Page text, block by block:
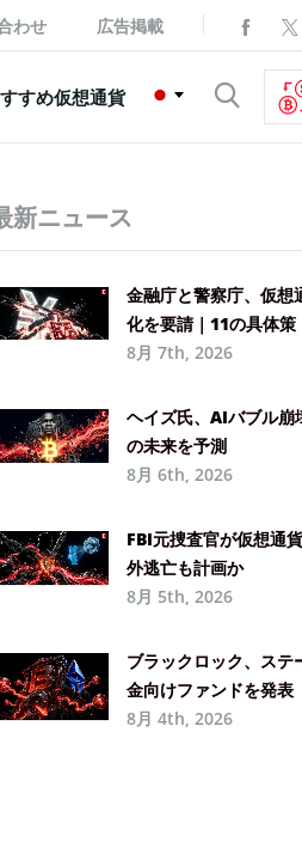
わせ 広告掲載
すめ仮想通貨
新ニュース
金融庁と警察庁、仮想
化を要請｜11の具体策
8月 7th, 2026
ヘイズ氏、AIバブル崩
の未来を予測
8月 6th, 2026
FBI元捜査官が仮想通
外逃亡も計画か
8月 5th, 2026
ブラックロック、ステ
金向けファンドを発表
8月 4th, 2026